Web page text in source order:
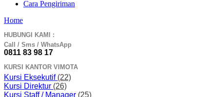
Cara Pengiriman
Home
HUBUNGI KAMI :
Call / Sms / WhatsApp
0811 83 98 17
KURSI KANTOR VIMOTA
Kursi Eksekutif (22)
Kursi Direktur (26)
Kursi Staff / Manager (25)